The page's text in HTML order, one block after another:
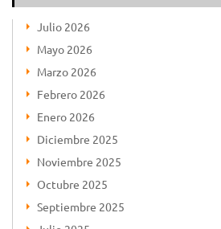
Julio 2026
Mayo 2026
Marzo 2026
Febrero 2026
Enero 2026
Diciembre 2025
Noviembre 2025
Octubre 2025
Septiembre 2025